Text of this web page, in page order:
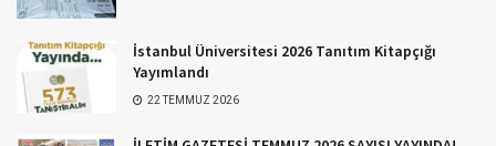
İstanbul Üniversitesi 2026 Tanıtım Kitapçığı
Yayımlandı
22 TEMMUZ 2026